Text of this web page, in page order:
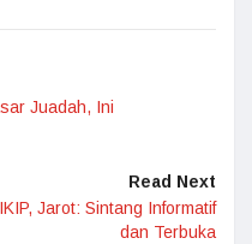
Juadah, Ini
Read Next
Jarot: Sintang Informatif
dan Terbuka